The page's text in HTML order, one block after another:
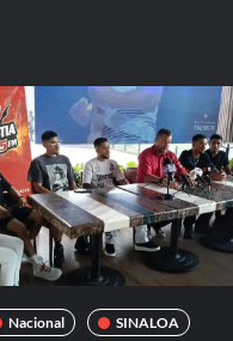
que
dejaron
huella
con
goles
en
Copas
del
Nacional SINALOA